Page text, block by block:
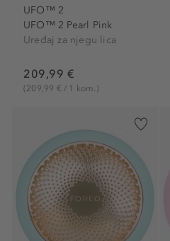
UFO™ 2
UFO™ 2 Pearl Pink
Uređaj za njegu lica
209,99 €
(209,99 € / 1 kom.)